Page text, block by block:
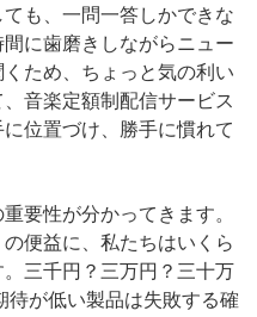
も、一問一答しかできな
に歯磨きしながらニュー
ため、ちょっと気の利い
音楽定額制配信サービス
位置づけ、勝手に慣れて
要性が分かってきます。
便益に、私たちはいくら
三千円？三万円？三十万
が低い製品は失敗する確